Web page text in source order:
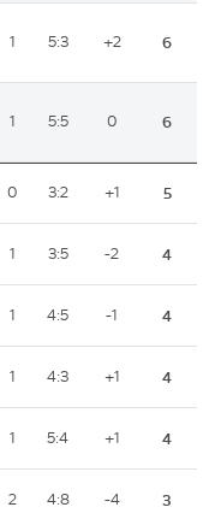
1 5:3 +2 6
1 5:5 0 6
0 3:2 +1 5
1 3:5 -2 4
1 4:5 -1 4
1 4:3 +1 4
1 5:4 +1 4
2 4:8 -4 3